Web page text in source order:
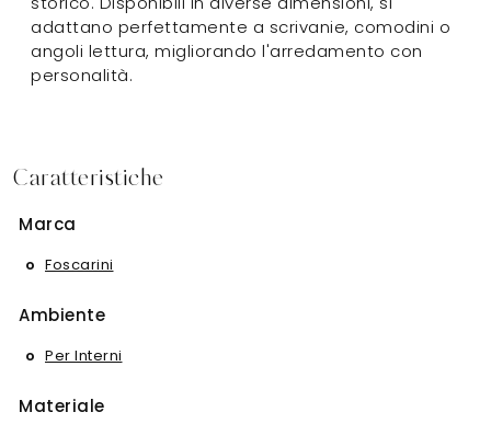
adattano perfettamente a scrivanie, comodini o
angoli lettura, migliorando l'arredamento con
personalità.
Caratteristiche
Marca
Foscarini
Ambiente
Per Interni
Materiale